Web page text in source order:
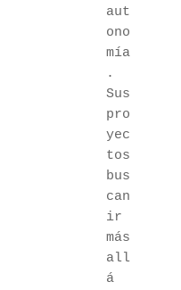
aut
ono
mía
.
Sus
pro
yec
tos
bus
can
ir
más
all
á